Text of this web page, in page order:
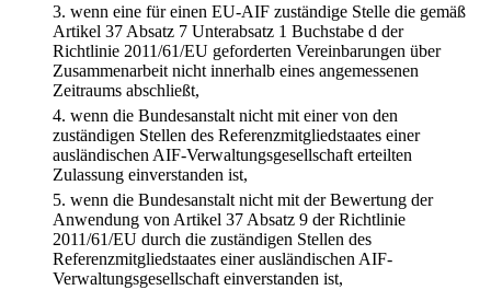
3. wenn eine für einen EU-AIF zuständige Stelle die gemäß
Artikel 37 Absatz 7 Unterabsatz 1 Buchstabe d der
Richtlinie 2011/61/EU geforderten Vereinbarungen über
Zusammenarbeit nicht innerhalb eines angemessenen
Zeitraums abschließt,
4. wenn die Bundesanstalt nicht mit einer von den
zuständigen Stellen des Referenzmitgliedstaates einer
ausländischen AIF-Verwaltungsgesellschaft erteilten
Zulassung einverstanden ist,
5. wenn die Bundesanstalt nicht mit der Bewertung der
Anwendung von Artikel 37 Absatz 9 der Richtlinie
2011/61/EU durch die zuständigen Stellen des
Referenzmitgliedstaates einer ausländischen AIF-
Verwaltungsgesellschaft einverstanden ist,